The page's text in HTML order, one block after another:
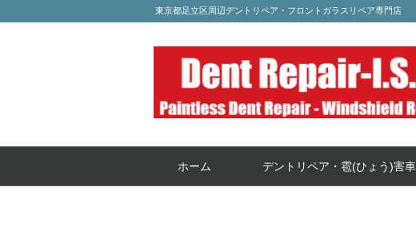
東京都足立区周辺デントリペア・フロントガラスリペア専門店
ホーム デントリペア・雹(ひょう)害車